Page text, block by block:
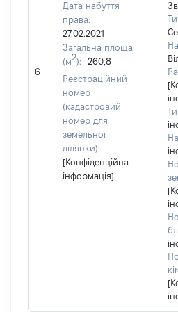
6
Дата набуття
права:
27.02.2021
Загальна площа
(м2):
260,8
Реєстраційний
номер
(кадастровий
номер для
земельної
ділянки):
[Конфіденційна
інформація]